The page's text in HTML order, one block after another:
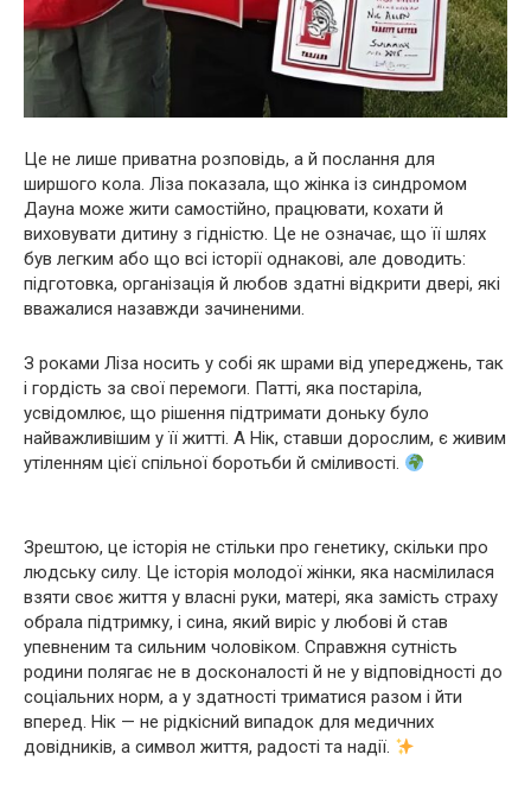
Це не лише приватна розповідь, а й послання для
ширшого кола. Ліза показала, що жінка із синдромом
Дауна може жити самостійно, працювати, кохати й
виховувати дитину з гідністю. Це не означає, що її шлях
був легким або що всі історії однакові, але доводить:
підготовка, організація й любов здатні відкрити двері, які
вважалися назавжди зачиненими.
З роками Ліза носить у собі як шрами від упереджень, так
і гордість за свої перемоги. Патті, яка постаріла,
усвідомлює, що рішення підтримати доньку було
найважливішим у її житті. А Нік, ставши дорослим, є живим
утіленням цієї спільної боротьби й сміливості.
Зрештою, це історія не стільки про генетику, скільки про
людську силу. Це історія молодої жінки, яка насмілилася
взяти своє життя у власні руки, матері, яка замість страху
обрала підтримку, і сина, який виріс у любові й став
упевненим та сильним чоловіком. Справжня сутність
родини полягає не в досконалості й не у відповідності до
соціальних норм, а у здатності триматися разом і йти
вперед. Нік — не рідкісний випадок для медичних
довідників, а символ життя, радості та надії.